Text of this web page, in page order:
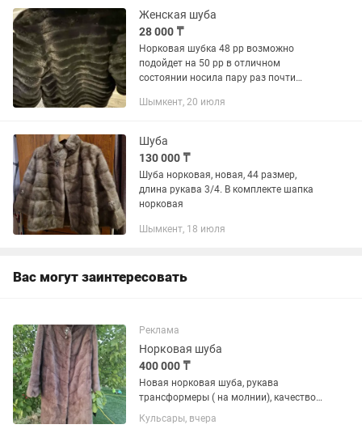
Женская шуба
28 000 ₸
Норковая шубка 48 рр возможно
подойдет на 50 рр в отличном
состоянии носила пару раз почти
Шымкент, 20 июля
Шуба
130 000 ₸
Шуба норковая, новая, 44 размер,
длина рукава 3/4. В комплекте шапка
норковая
Шымкент, 18 июля
Вас могут заинтересовать
Реклама
Норковая шуба
400 000 ₸
Новая норковая шуба, рукава
трансформеры ( на молнии), качество
отличное, цвет капучинно. Продаю, так
как, не подошёл размер. Покупала за
Кульсары, вчера